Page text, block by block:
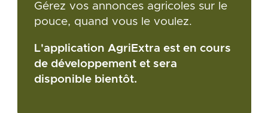
Gérez vos annonces agricoles sur le
pouce, quand vous le voulez.
L'application AgriExtra est en cours
de développement et sera
disponible bientôt.